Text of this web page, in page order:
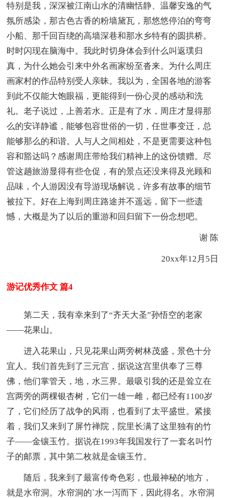
特别是我，深深被江南山水的清幽恬静、温馨安逸的气
氛所感染，那古色古香的粉墙黛瓦，那悠悠停泊的弯弯
小船、那千回百绕的高墙深巷和那水乡特有的圆拱桥。
时时闪现在脑海中。我此时切身体会到什么叫返璞归
真，为什么她会引来中外名画家纷至沓来。为什么周庄
画家村的作品特别受人亲昧。我以为，全国各地的游客
到此不仅能大饱眼福，更能得到一份心灵的感动和洗
礼。老子说过，上善若水。正是有了水，周庄才显得那
么的安详静谧，能够包容世俗的一切，任世事变迁，总
能够那么的和谐。人与人之间相处，不是更需要这种包
容和豁达吗？感谢周庄带给我们精神上的这份馈赠。尽
管这趟旅游显得有些仓促，有的景点还没来得及光顾和
品味，个人游因没有导游现场解说，许多有故事的细节
被拉下。好在上海到周庄路途并不遥远，留下一些遗
憾，大概是为了以后的重游和回归留下一份念想吧。
谢 陈
20xx年12月5日
游记优秀作文 篇4
第二天，我有幸来到了“齐天大圣”孙悟空的老家
――花果山。
进入花果山，只见花果山两旁树林茂盛，景色十分
宜人。我们首先到了三元宫，据说这宫里供奉了三尊
佛，他们掌管天，地，水三界。最吸引我的还是耸立在
宫两旁的两棵银杏树，它们一雄一雌，都已经有1100岁
了，它们经历了战争的风雨，也看到了太平盛世。紧接
着，我们又来到了屏竹禅院，院里长满了这里独有的竹
子――金镶玉竹。据说在1993年我国发行了一套名叫竹
子的邮票，其中第二枚就是金镶玉竹。
随后，我来到了最富传奇色彩，也最神秘的地方，
就是水帘洞。水帘洞的`水一泻而下，因此得名。水帘洞